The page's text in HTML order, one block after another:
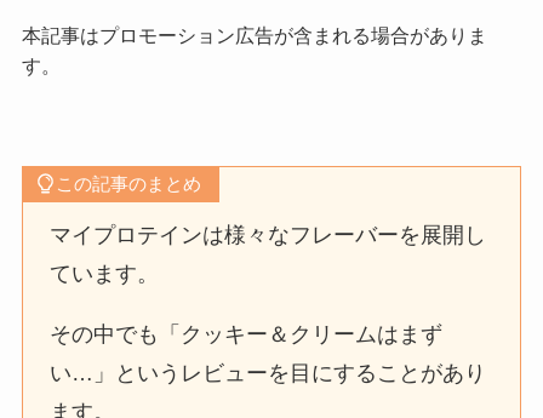
本記事はプロモーション広告が含まれる場合がありま
す。
この記事のまとめ
マイプロテインは様々なフレーバーを展開し
ています。
その中でも「クッキー＆クリームはまず
い…」というレビューを目にすることがあり
ます。